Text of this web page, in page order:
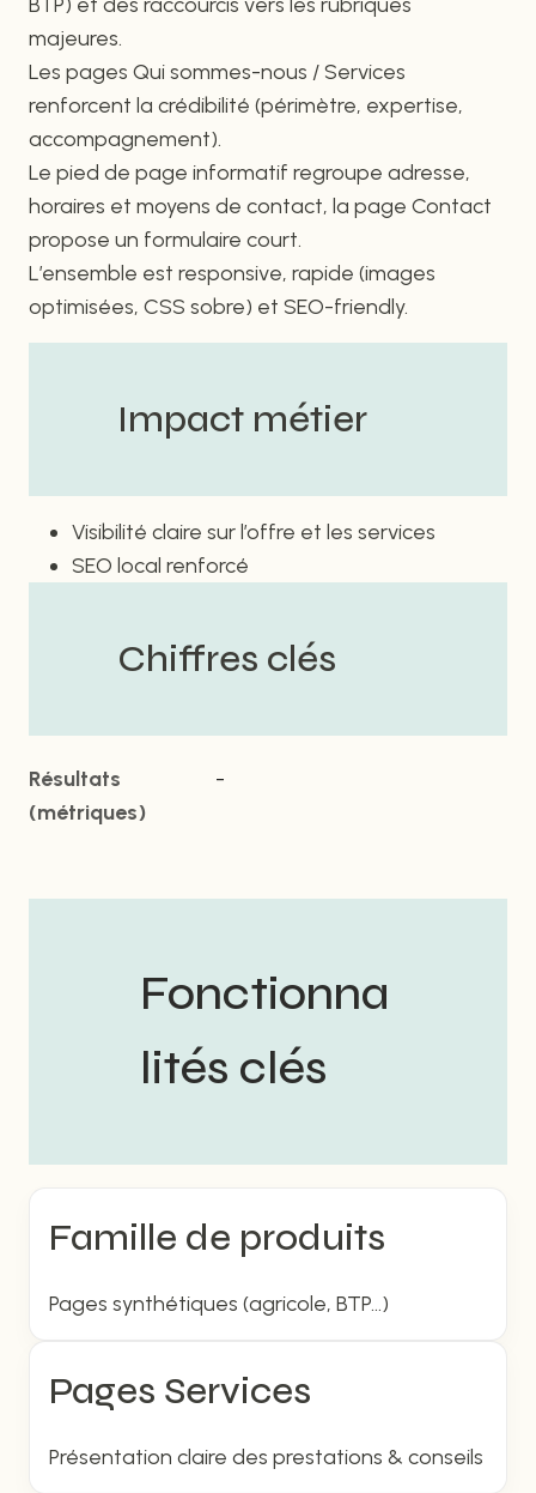
majeures.
Les pages Qui sommes-nous / Services
renforcent la crédibilité (périmètre, expertise,
accompagnement).
Le pied de page informatif regroupe adresse,
horaires et moyens de contact, la page Contact
propose un formulaire court.
L’ensemble est responsive, rapide (images
optimisées, CSS sobre) et SEO-friendly.
Impact métier
Visibilité claire sur l’offre et les services
SEO local renforcé
Chiffres clés
Résultats
(métriques)
-
Fonctionna
lités clés
Famille de produits
Pages synthétiques (agricole, BTP…)
Pages Services
Présentation claire des prestations & conseils